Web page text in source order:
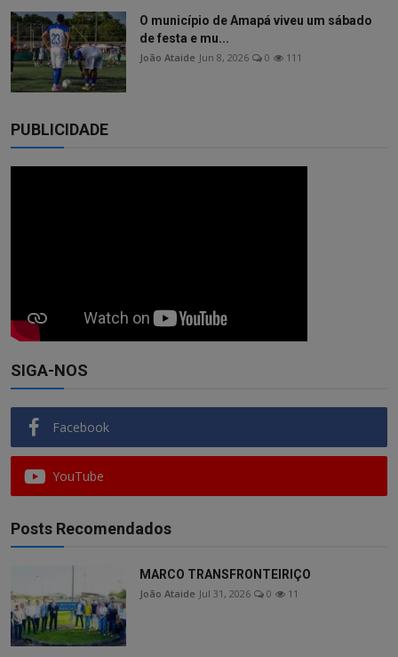
O município de Amapá viveu um sábado
de festa e mu...
João Ataide Jun 8, 2026 0 111
PUBLICIDADE
SIGA-NOS
Facebook
YouTube
Posts Recomendados
MARCO TRANSFRONTEIRIÇO
João Ataide Jul 31, 2026 0 11